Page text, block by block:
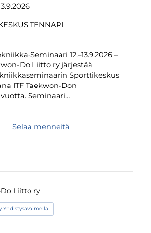
TENNARI
12.–13.9.2026 –
Do Liitto ry järjestää
Sporttikeskus
ITF Taekwon-Don
Seminaari…
Selaa menneitä
Do Liitto ry
Yhdistysavaimella